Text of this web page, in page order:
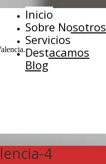
Inicio
Sobre Nosotros
Servicios
Destacamos
Blog
4